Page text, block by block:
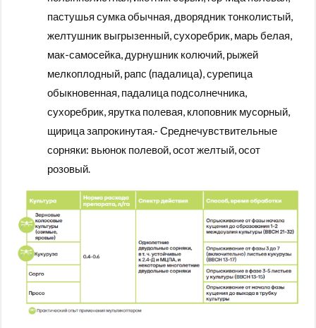
пастушья сумка обычная, дворядник тонколистый,
желтушник выгрызенный, сухоребрик, марь белая,
мак-самосейка, дурнушник колючий, рыжей
мелкоплодный, рапс (падалица), сурепица
обыкновенная, падалица подсолнечника,
сухоребрик, ярутка полевая, клоповник мусорный,
щирица запрокинутая.- Среднечувствительные
сорняки: вьюнок полевой, осот желтый, осот
розовый.